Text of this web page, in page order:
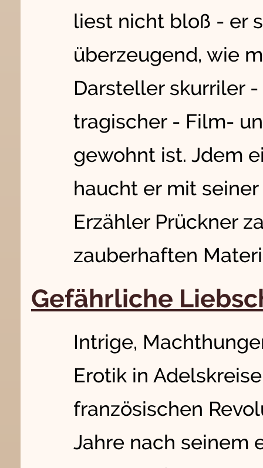
liest nicht bloß - er
überzeugend, wie
Darsteller skurriler
tragischer - Film-
gewohnt ist. Jdem
haucht er mit
Erzähler Prückner
zauberhaften
Gefährliche
Intrige,
Erotik in
französischen
Jahre nach seinem